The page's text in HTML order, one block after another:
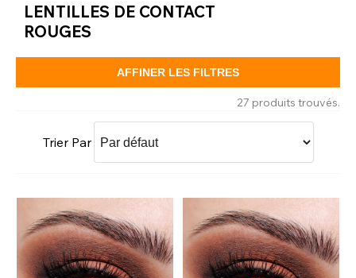
LENTILLES DE CONTACT
ROUGES
AFFINER LES FILTRES
27 produits trouvés.
Trier Par